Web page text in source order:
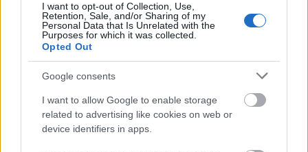
I want to opt-out of Collection, Use,
Retention, Sale, and/or Sharing of my
Personal Data that Is Unrelated with the
Purposes for which it was collected.
Opted Out
Google consents
I want to allow Google to enable storage
related to advertising like cookies on web or
device identifiers in apps.
Életem egyik legbizarrabb
gasztroélménye
világevő•2023. január 01.
Meglepő módon nem valami furcsa alapanyaghoz
kapcsolódik, pedig azokat is mindig megkóstolom,
hanem a legfurcsább vendéglátóipari